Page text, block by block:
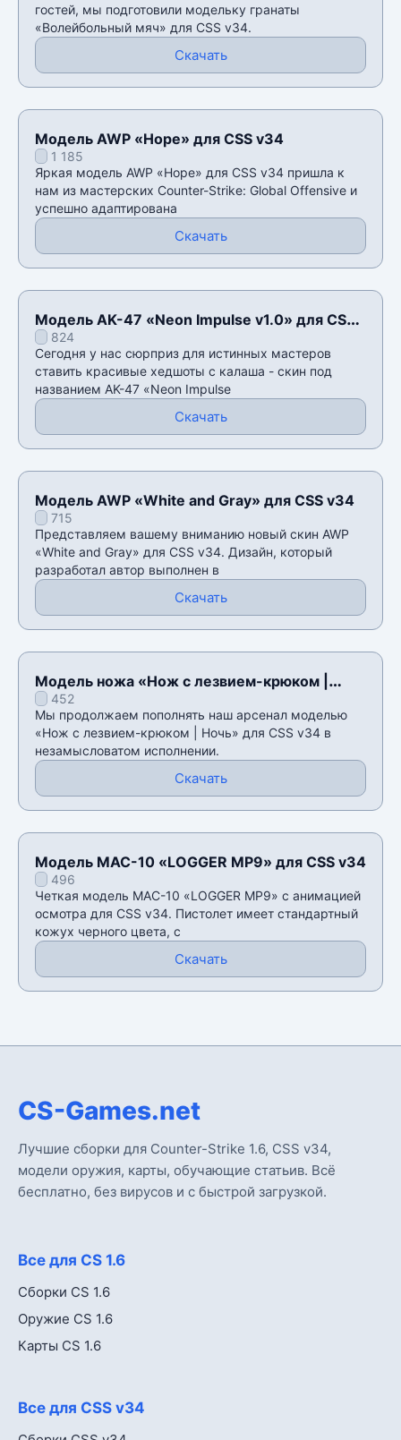
гостей, мы подготовили модельку гранаты
«Волейбольный мяч» для CSS v34.
Скачать
Модель AWP «Hope» для CSS v34
1 185
Яркая модель AWP «Hope» для CSS v34 пришла к
нам из мастерских Counter-Strike: Global Offensive и
успешно адаптирована
Скачать
Модель AK-47 «Neon Impulse v1.0» для CSS
v34824
Сегодня у нас сюрприз для истинных мастеров
ставить красивые хедшоты с калаша - скин под
названием AK-47 «Neon Impulse
Скачать
Модель AWP «White and Gray» для CSS v34
715
Представляем вашему вниманию новый скин AWP
«White and Gray» для CSS v34. Дизайн, который
разработал автор выполнен в
Скачать
Модель ножа «Нож с лезвием-крюком |
Ночь» для CSS v34
452
Мы продолжаем пополнять наш арсенал моделью
«Нож с лезвием-крюком | Ночь» для CSS v34 в
незамысловатом исполнении.
Скачать
Модель MAC-10 «LOGGER MP9» для CSS v34
496
Четкая модель MAC-10 «LOGGER MP9» с анимацией
осмотра для CSS v34. Пистолет имеет стандартный
кожух черного цвета, с
Скачать
CS-Games.net
Лучшие сборки для Counter-Strike 1.6, CSS v34,
модели оружия, карты, обучающие статьив. Всё
бесплатно, без вирусов и с быстрой загрузкой.
Все для CS 1.6
Сборки CS 1.6
Оружие CS 1.6
Карты CS 1.6
Все для CSS v34